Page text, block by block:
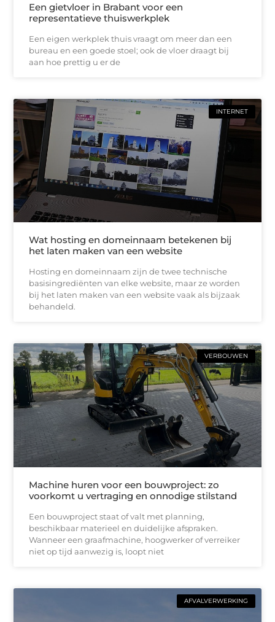
Een gietvloer in Brabant voor een
representatieve thuiswerkplek
Een eigen werkplek thuis vraagt om meer dan een
bureau en een goede stoel; ook de vloer draagt bij
aan hoe prettig u er de
INTERNET
Wat hosting en domeinnaam betekenen bij
het laten maken van een website
Hosting en domeinnaam zijn de twee technische
basisingrediënten van elke website, maar ze worden
bij het laten maken van een website vaak als bijzaak
behandeld.
VERBOUWEN
Machine huren voor een bouwproject: zo
voorkomt u vertraging en onnodige stilstand
Een bouwproject staat of valt met planning,
beschikbaar materieel en duidelijke afspraken.
Wanneer een graafmachine, hoogwerker of verreiker
niet op tijd aanwezig is, loopt niet
AFVALVERWERKING